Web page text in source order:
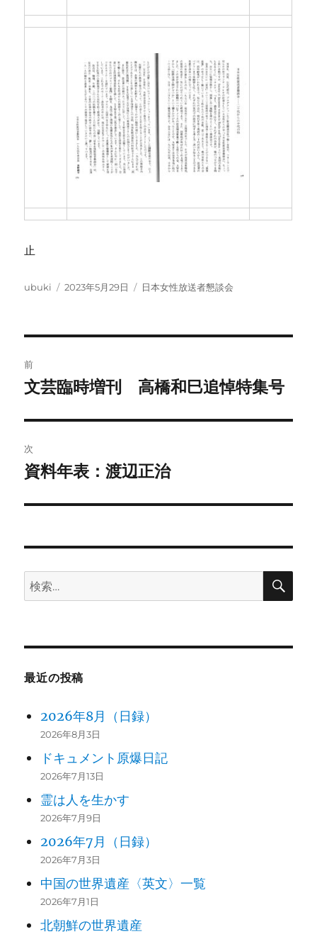
止
投
ubuki
投
2023年5月29日
カ
日本女性放送者懇談会
稿
ビ
ゲ
ー
ン
前
前
投
稿:
文芸臨時増刊 高橋和巳追悼特集号
次
次
投
資料年表：渡辺正治
検
索:
検
最近の投稿
2026年8月（日録）
2026年8月3日
ドキュメント原爆日記
2026年7月13日
霊は人を生かす
2026年7月9日
2026年7月（日録）
2026年7月3日
中国の世界遺産〈英文〉一覧
2026年7月1日
北朝鮮の世界遺産